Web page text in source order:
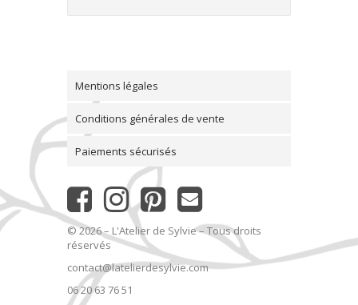
Mentions légales
Conditions générales de vente
Paiements sécurisés
© 2026 – L'Atelier de Sylvie – Tous droits
réservés
contact@latelierdesylvie.com
06 20 63 76 51